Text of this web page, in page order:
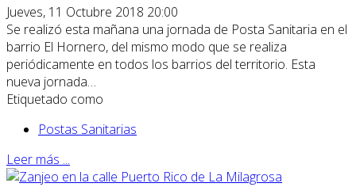
Jueves, 11 Octubre 2018 20:00
Se realizó esta mañana una jornada de Posta Sanitaria en el
barrio El Hornero, del mismo modo que se realiza
periódicamente en todos los barrios del territorio. Esta
nueva jornada…
Etiquetado como
Postas Sanitarias
Leer más ...